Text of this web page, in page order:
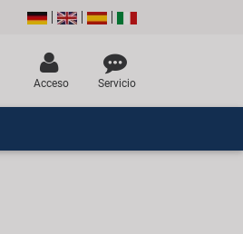
Acceso Servicio